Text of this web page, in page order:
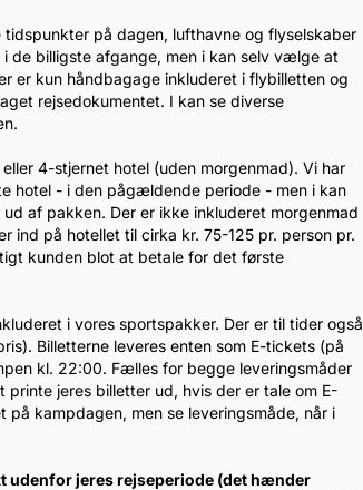
på dagen, lufthavne og flyselskaber
de billigste afgange, men i kan selv vælge at
er kun håndbagage inkluderet i flybilletten og
rejsedokumentet. I kan se diverse
4-stjernet hotel (uden morgenmad). Vi har
hotel - i den pågældende periode - men i kan
af pakken. Der er ikke inkluderet morgenmad
ind på hotellet til cirka kr. 75-125 pr. person pr.
kunden blot at betale for det første
i vores sportspakker. Der er til tider også
Billetterne leveres enten som E-tickets (på
kl. 22:00. Fælles for begge leveringsmåder
jeres billetter ud, hvis der er tale om E-
kampdagen, men se leveringsmåde, når i
udenfor jeres rejseperiode (det hænder